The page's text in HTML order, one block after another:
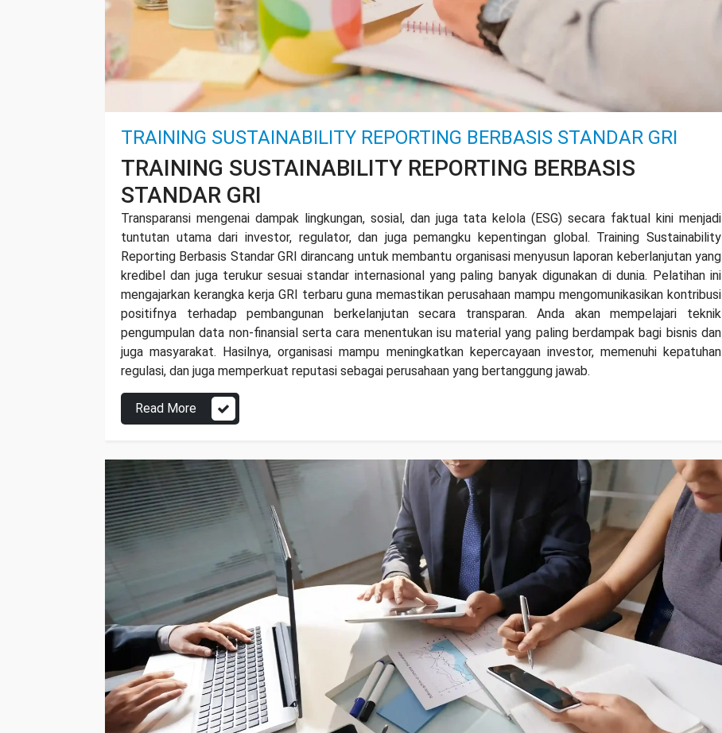
TRAINING SUSTAINABILITY REPORTING BERBASIS STANDAR GRI
TRAINING SUSTAINABILITY REPORTING BERBASIS
STANDAR GRI
Transparansi mengenai dampak lingkungan, sosial, dan juga tata kelola (ESG) secara faktual kini menjadi
tuntutan utama dari investor, regulator, dan juga pemangku kepentingan global. Training Sustainability
Reporting Berbasis Standar GRI dirancang untuk membantu organisasi menyusun laporan keberlanjutan yang
kredibel dan juga terukur sesuai standar internasional yang paling banyak digunakan di dunia. Pelatihan ini
mengajarkan kerangka kerja GRI terbaru guna memastikan perusahaan mampu mengomunikasikan kontribusi
positifnya terhadap pembangunan berkelanjutan secara transparan. Anda akan mempelajari teknik
pengumpulan data non-finansial serta cara menentukan isu material yang paling berdampak bagi bisnis dan
juga masyarakat. Hasilnya, organisasi mampu meningkatkan kepercayaan investor, memenuhi kepatuhan
regulasi, dan juga memperkuat reputasi sebagai perusahaan yang bertanggung jawab.
Read More